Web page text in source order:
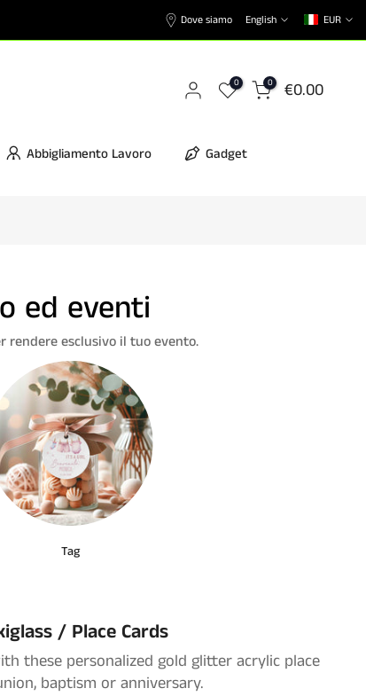
Dove siamo English EUR
0 0 €0.00
Abbigliamento Lavoro
Gadget
ed eventi
rendere esclusivo il tuo evento.
Tag
/ Place Cards
these personalized gold glitter acrylic place
baptism or anniversary.